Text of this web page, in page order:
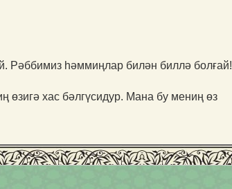
Рәббимиз һәммиңлар билән биллә болғай!
хас бәлгүсидур. Мана бу мениң өз